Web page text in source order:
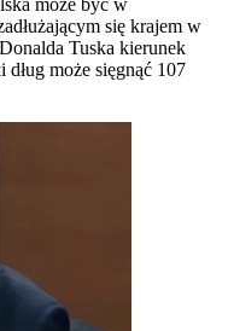
może być w
się krajem w
Tuska kierunek
może sięgnąć 107